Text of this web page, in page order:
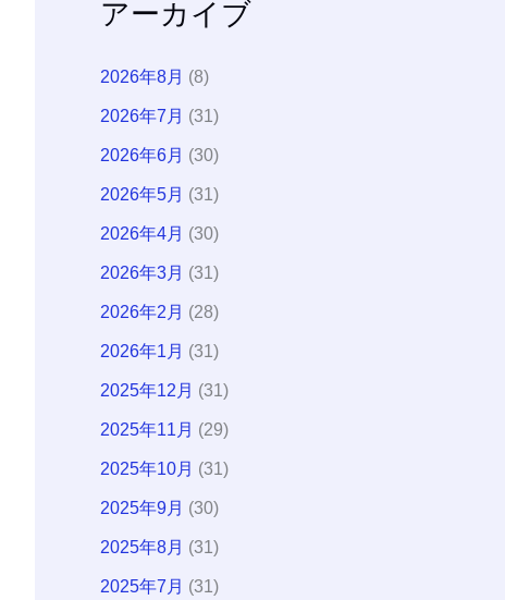
アーカイブ
2026年8月 (8)
2026年7月 (31)
2026年6月 (30)
2026年5月 (31)
2026年4月 (30)
2026年3月 (31)
2026年2月 (28)
2026年1月 (31)
2025年12月 (31)
2025年11月 (29)
2025年10月 (31)
2025年9月 (30)
2025年8月 (31)
2025年7月 (31)